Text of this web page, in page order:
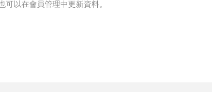
以在會員管理中更新資料。